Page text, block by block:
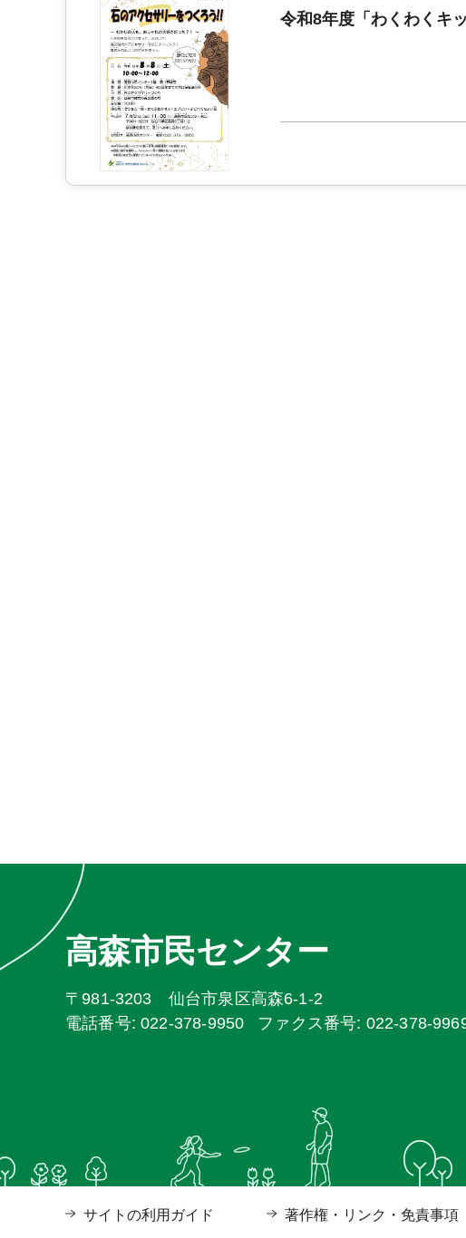
令和8年度「わくわくキ
高森市民センター
〒981-3203 仙台市泉区高森6-1-2
電話番号: 022-378-9950
ファクス番号: 022-378-
サイトの利用ガイド 著作権・リンク・免責事項